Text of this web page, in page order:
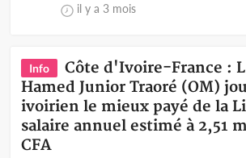
il y a 3 mois
Info
Côte d'Ivoire-France :
Hamed Junior Traoré (OM)
ivoirien le mieux payé de la
salaire annuel estimé à 2,51
CFA